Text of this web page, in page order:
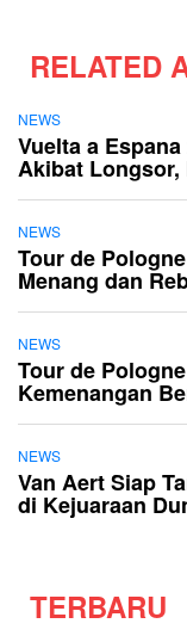
RELATED
NEWS
Vuelta a
Akibat
NEWS
Tour de
Menang dan
NEWS
Tour de
Kemenangan
NEWS
Van Aert Siap
di Kejuaraan
TERBARU